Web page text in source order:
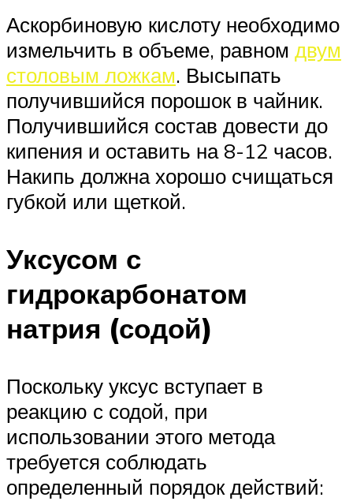
Аскорбиновую кислоту необходимо
измельчить в объеме, равном двум
столовым ложкам. Высыпать
получившийся порошок в чайник.
Получившийся состав довести до
кипения и оставить на 8-12 часов.
Накипь должна хорошо счищаться
губкой или щеткой.
Уксусом с
гидрокарбонатом
натрия (содой)
Поскольку уксус вступает в
реакцию с содой, при
использовании этого метода
требуется соблюдать
определенный порядок действий: